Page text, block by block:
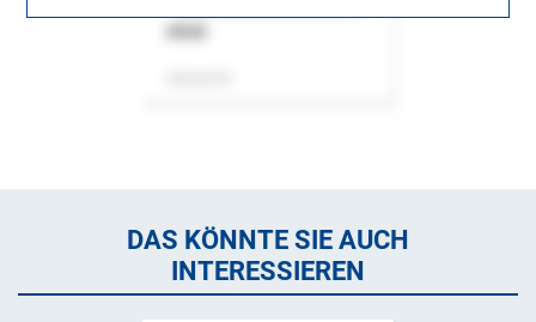
DAS KÖNNTE SIE AUCH
INTERESSIEREN